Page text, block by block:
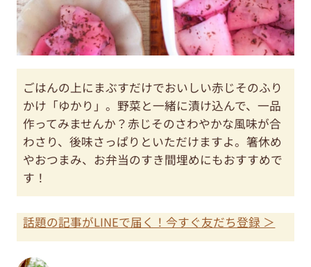
ごはんの上にまぶすだけでおいしい赤じそのふり
かけ「ゆかり」。野菜と一緒に漬け込んで、一品
作ってみませんか？赤じそのさわやかな風味が合
わさり、後味さっぱりといただけますよ。箸休め
やおつまみ、お弁当のすき間埋めにもおすすめで
す！
話題の記事がLINEで届く！今すぐ友だち登録 ＞